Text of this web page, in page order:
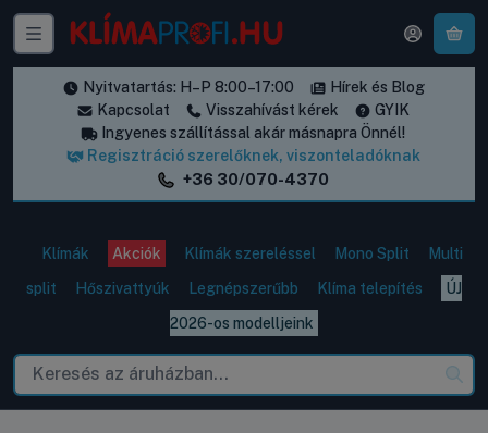
Nyitvatartás: H–P 8:00–17:00
Hírek és Blog
Kapcsolat
Visszahívást kérek
GYIK
Ingyenes szállítással akár másnapra Önnél!
Regisztráció szerelőknek, viszonteladóknak
+36 30/070-4370
Klímák Akciók Klímák szereléssel Mono Split
Multi
split
Hőszivattyúk Legnépszerűbb Klíma telepítés
ÚJ
2026-os modelljeink